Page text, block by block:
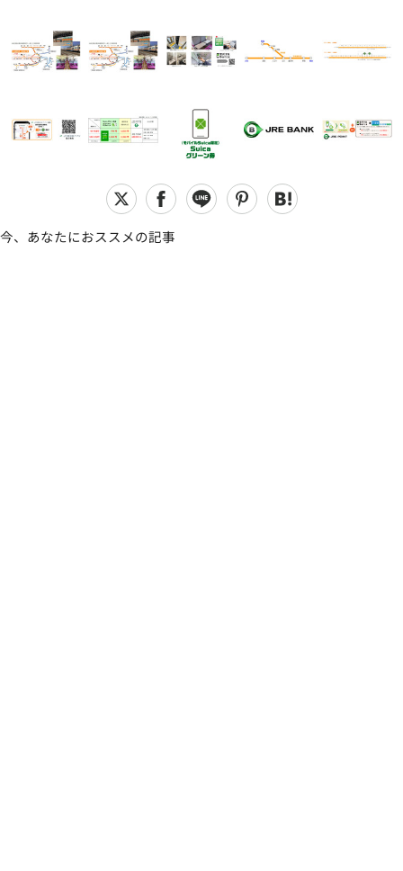
今、あなたにおススメの記事